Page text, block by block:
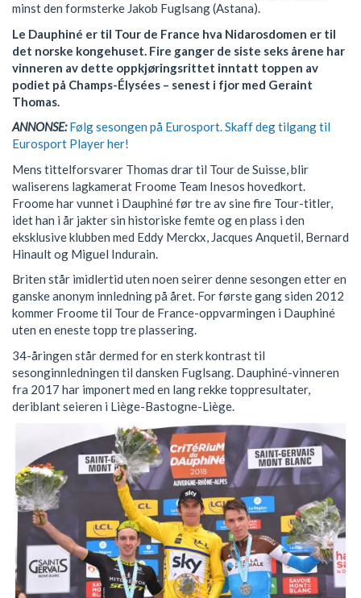
minst den formsterke Jakob Fuglsang (Astana).
Le Dauphiné er til Tour de France hva Nidarosdomen er til
det norske kongehuset. Fire ganger de siste seks årene har
vinneren av dette oppkjøringsrittet inntatt toppen av
podiet på Champs-Élysées – senest i fjor med Geraint
Thomas.
ANNONSE: Følg sesongen på Eurosport. Skaff deg tilgang til
Eurosport Player her!
Mens tittelforsvarer Thomas drar til Tour de Suisse, blir
waliserens lagkamerat Froome Team Inesos hovedkort.
Froome har vunnet i Dauphiné før tre av sine fire Tour-titler,
idet han i år jakter sin historiske femte og en plass i den
eksklusive klubben med Eddy Merckx, Jacques Anquetil, Bernard
Hinault og Miguel Indurain.
Briten står imidlertid uten noen seirer denne sesongen etter en
ganske anonym innledning på året. For første gang siden 2012
kommer Froome til Tour de France-oppvarmingen i Dauphiné
uten en eneste topp tre plassering.
34-åringen står dermed for en sterk kontrast til
sesonginnledningen til dansken Fuglsang. Dauphiné-vinneren
fra 2017 har imponert med en lang rekke toppresultater,
deriblant seieren i Liège-Bastogne-Liège.